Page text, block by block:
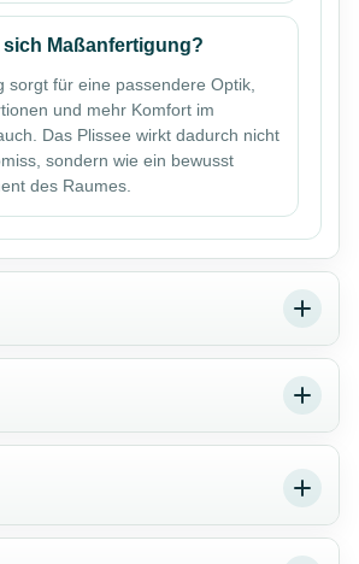
Maßanfertigung?
sorgt für eine passendere Optik,
und mehr Komfort im
Das Plissee wirkt dadurch nicht
sondern wie ein bewusst
des Raumes.
drei Lichtwirkungen
je nach Stoffqualität völlig
Raumeindruck. Blickdicht sorgt für
Montage –
im Überblick